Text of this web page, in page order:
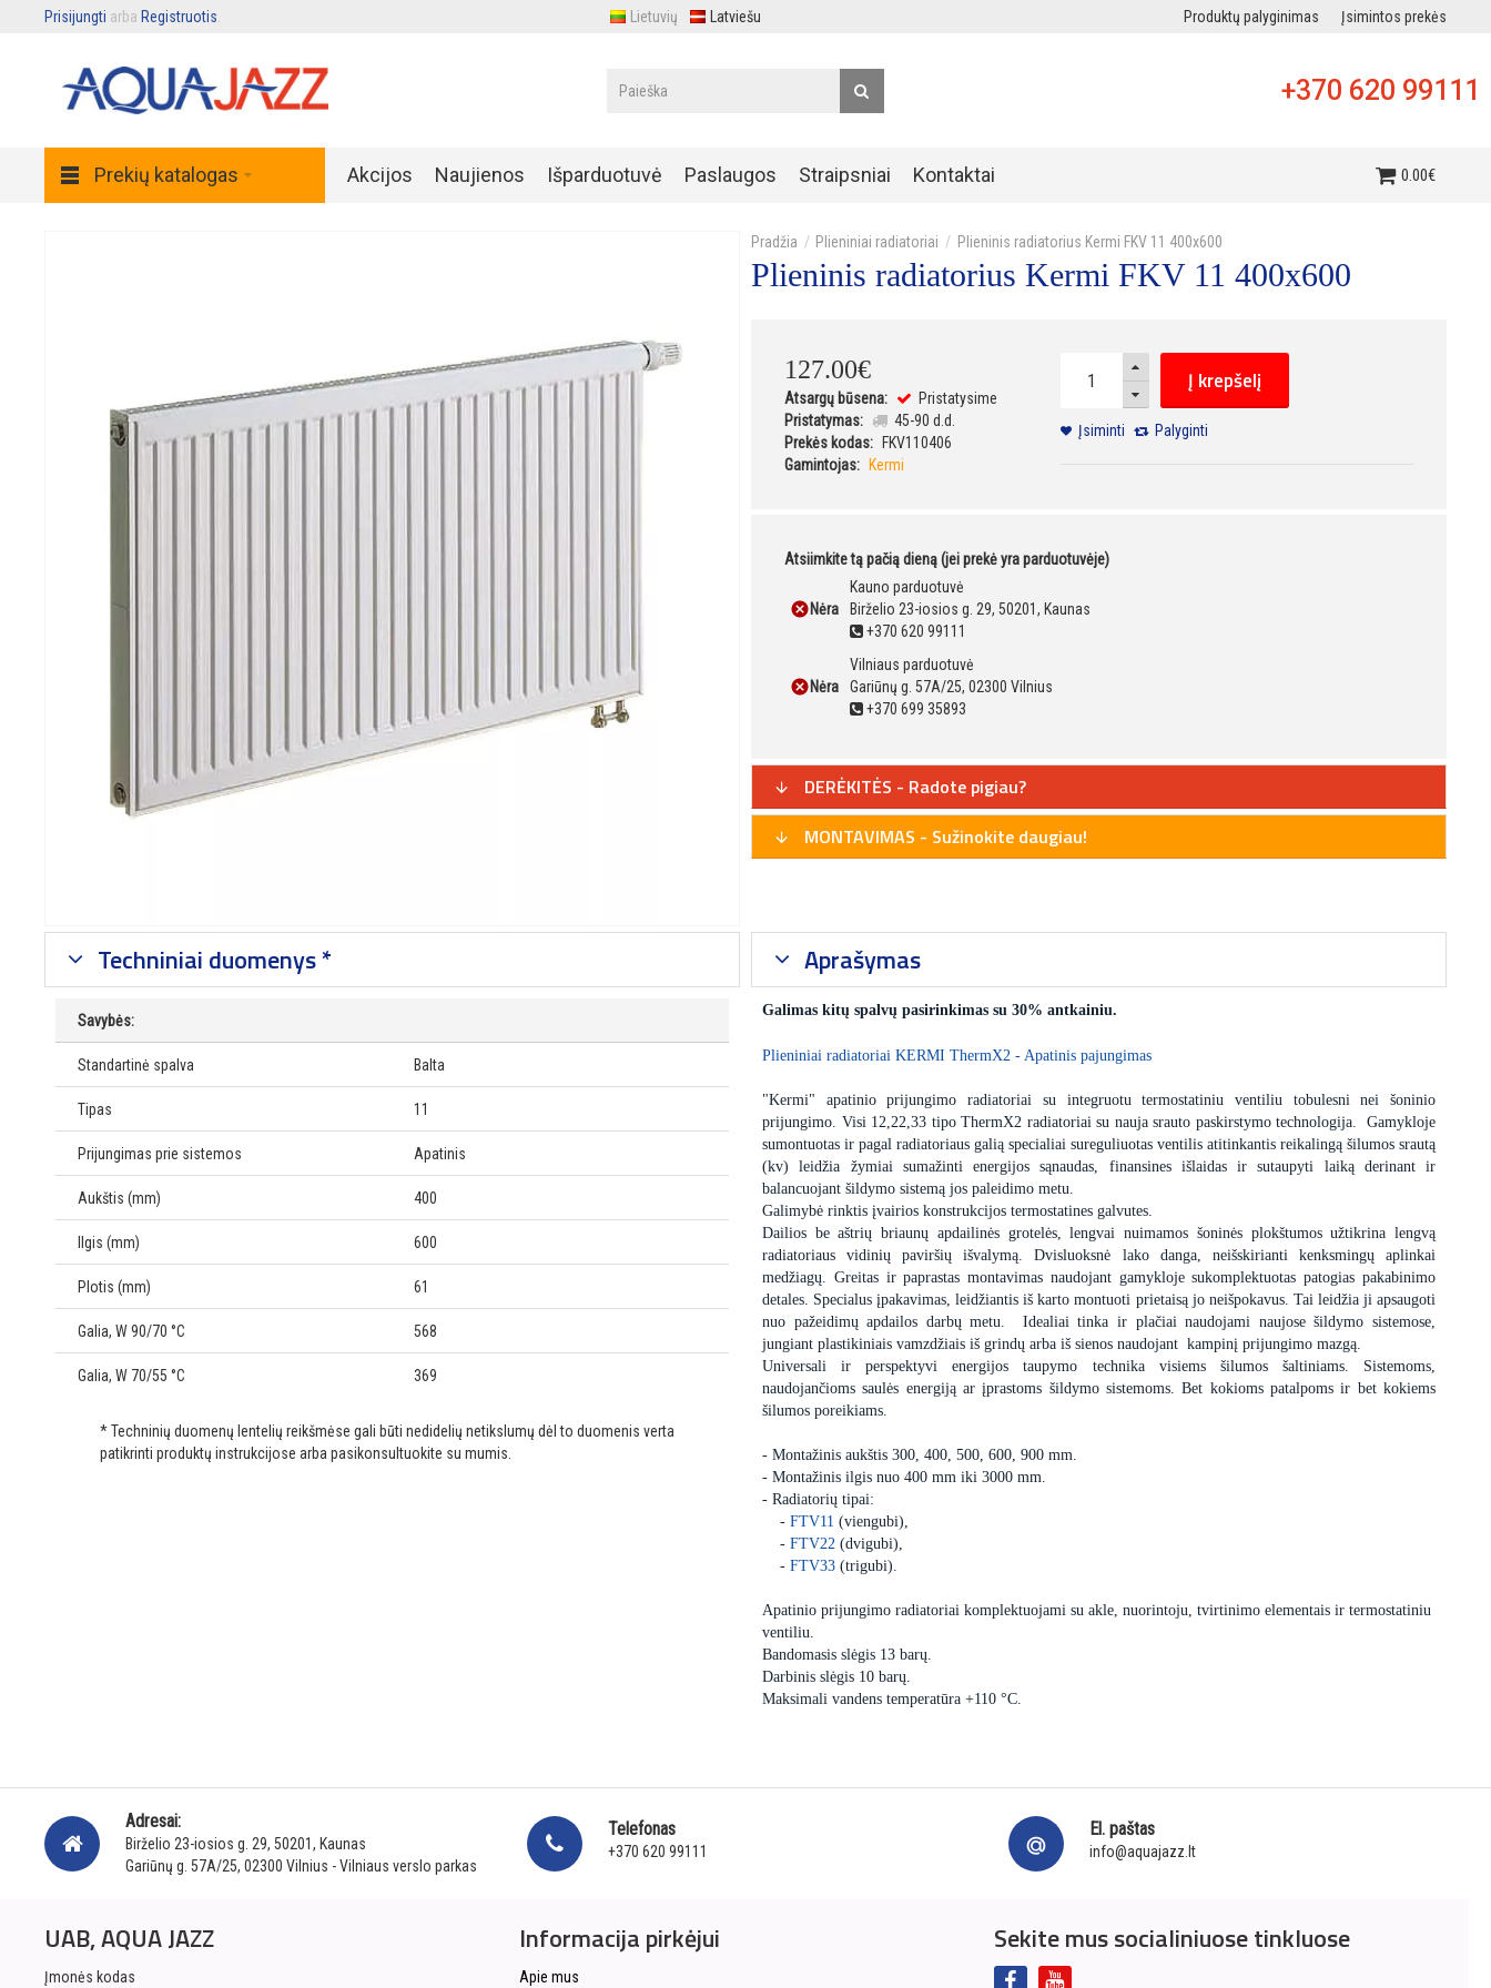
Prisijungti arba Registruotis Lietuvių Latviešu Produktų palyginimas Įsimintos prekės
+370 620 99111
Prekių katalogas Akcijos Naujienos Išparduotuvė Paslaugos Straipsniai Kontaktai 0.00€
Plieniniai radiatoriai Plieninis radiatorius Kermi FKV 11 400x600
Plieninis radiatorius Kermi FKV 11 400x600
127.00€
Atsargų būsena:
Pristatysime
Pristatymas:
45-90 d.d.
Prekės kodas:
FKV110406
Gamintojas:
Kermi
Į krepšelį
Įsiminti Palyginti
Atsiimkite tą pačią dieną (jei prekė yra parduotuvėje)
Nėra
Kauno parduotuvė
Birželio 23-iosios g. 29, 50201, Kaunas
+370 620 99111
Nėra
Vilniaus parduotuvė
Gariūnų g. 57A/25, 02300 Vilnius
+370 699 35893
DERĖKITĖS - Radote pigiau?
MONTAVIMAS - Sužinokite daugiau!
Techniniai duomenys *
Savybės:
Standartinė spalva Balta
Tipas 11
Prijungimas prie sistemos Apatinis
Aukštis (mm) 400
Ilgis (mm) 600
Plotis (mm) 61
Galia, W 90/70 °C 568
Galia, W 70/55 °C 369
* Techninių duomenų lentelių reikšmėse gali būti nedidelių netikslumų dėl to duomenis verta
patikrinti produktų instrukcijose arba pasikonsultuokite su mumis.
Aprašymas
Galimas kitų spalvų pasirinkimas su 30% antkainiu.
Plieniniai radiatoriai KERMI ThermX2 - Apatinis pajungimas
"Kermi" apatinio prijungimo radiatoriai su integruotu termostatiniu ventiliu tobulesni nei šoninio
prijungimo. Visi 12,22,33 tipo ThermX2 radiatoriai su nauja srauto paskirstymo technologija. Gamykloje
sumontuotas ir pagal radiatoriaus galią specialiai sureguliuotas ventilis atitinkantis reikalingą šilumos srautą
(kv) leidžia žymiai sumažinti energijos sąnaudas, finansines išlaidas ir sutaupyti laiką derinant ir
balancuojant šildymo sistemą jos paleidimo metu.
Galimybė rinktis įvairios konstrukcijos termostatines galvutes.
Dailios be aštrių briaunų apdailinės grotelės, lengvai nuimamos šoninės plokštumos užtikrina lengvą
radiatoriaus vidinių paviršių išvalymą. Dvisluoksnė lako danga, neišskirianti kenksmingų aplinkai
medžiagų. Greitas ir paprastas montavimas naudojant gamykloje sukomplektuotas patogias pakabinimo
detales. Specialus įpakavimas, leidžiantis iš karto montuoti prietaisą jo neišpokavus. Tai leidžia ji apsaugoti
nuo pažeidimų apdailos darbų metu. Idealiai tinka ir plačiai naudojami naujose šildymo sistemose,
jungiant plastikiniais vamzdžiais iš grindų arba iš sienos naudojant kampinį prijungimo mazgą.
Universali ir perspektyvi energijos taupymo technika visiems šilumos šaltiniams. Sistemoms,
naudojančioms saulės energiją ar įprastoms šildymo sistemoms. Bet kokioms patalpoms ir bet kokiems
šilumos poreikiams.
- Montažinis aukštis 300, 400, 500, 600, 900 mm.
- Montažinis ilgis nuo 400 mm iki 3000 mm.
- Radiatorių tipai:
- FTV11 (viengubi),
- FTV22 (dvigubi),
- FTV33 (trigubi).
Apatinio prijungimo radiatoriai komplektuojami su akle, nuorintoju, tvirtinimo elementais ir termostatiniu
ventiliu.
Bandomasis slėgis 13 barų.
Darbinis slėgis 10 barų.
Maksimali vandens temperatūra +110 °C.
Adresai:
Birželio 23-iosios g. 29, 50201, Kaunas
Gariūnų g. 57A/25, 02300 Vilnius - Vilniaus verslo parkas
Telefonas
+370 620 99111
El. paštas
info@aquajazz.lt
UAB, AQUA JAZZ
Įmonės kodas
Informacija pirkėjui
Apie mus
Sekite mus socialiniuose tinkluose